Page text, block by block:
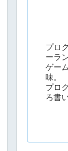
プロ
ーラ
ゲー
味。
プロ
ろ書